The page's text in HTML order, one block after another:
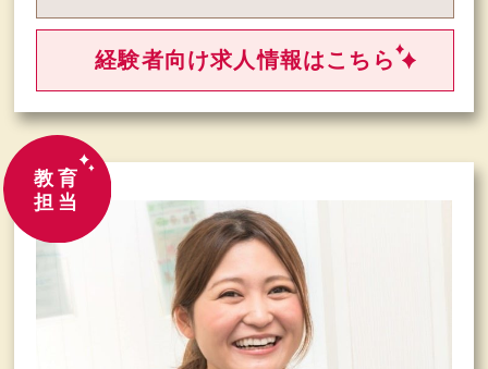
経験者向け求人情報はこちら
教育
担当